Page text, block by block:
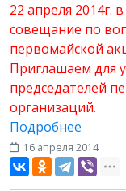
22 апреля 2014г.
совещание по
первомайской
Приглашаем для
председателей
организаций.
Подробнее
16 апреля 2014